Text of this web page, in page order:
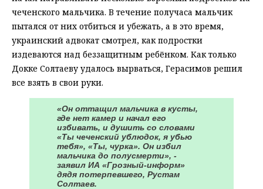
чеченского мальчика. В течение получаса мальчик
пытался от них отбиться и убежать, а в это время,
украинский адвокат смотрел, как подростки
издеваются над беззащитным ребёнком. Как только
Докке Солтаеву удалось вырваться, Герасимов решил
все взять в свои руки.
«Он оттащил мальчика в кусты,
где нет камер и начал его
избивать, и душить со словами
«Ты чеченский ублюдок, я убью
тебя», «Ты, чурка». Он избил
мальчика до полусмерти», -
заявил ИА «Грозный-информ»
дядя потерпевшего, Рустам
Солтаев.